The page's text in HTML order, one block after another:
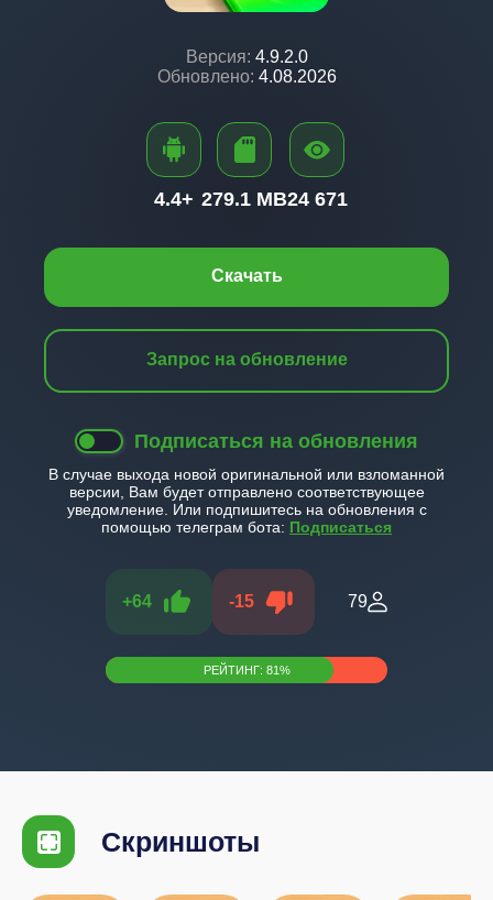
Версия: 4.9.2.0
Обновлено: 4.08.2026
Скачать
Запрос на обновление
Подписаться на обновления
В случае выхода новой оригинальной или взломанной
версии, Вам будет отправлено соответствующее
уведомление. Или подпишитесь на обновления с
помощью телеграм бота: Подписаться
+64 -15 79
РЕЙТИНГ: 81%
4.4+ 279.1 MB24 671
Скриншоты